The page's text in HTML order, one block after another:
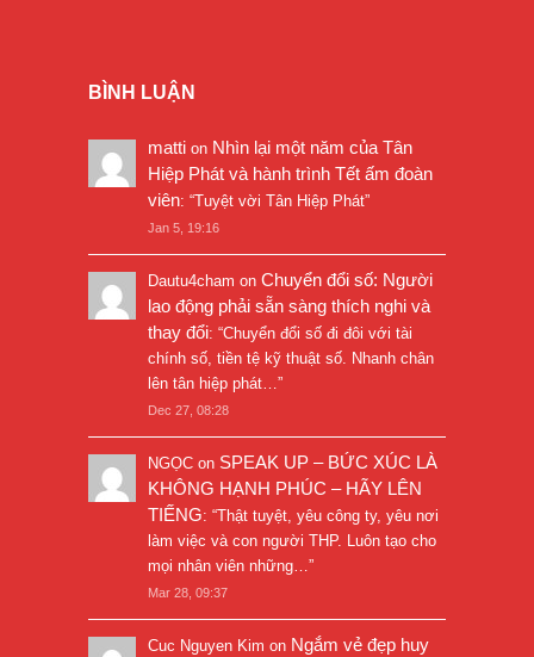
BÌNH LUẬN
matti on Nhìn lại một năm của Tân
Hiệp Phát và hành trình Tết ấm đoàn
viên: “Tuyệt vời Tân Hiệp Phát”
Jan 5, 19:16
Dautu4cham on Chuyển đổi số: Người
lao động phải sẵn sàng thích nghi và
thay đổi: “Chuyển đổi số đi đôi với tài
chính số, tiền tệ kỹ thuật số. Nhanh chân
lên tân hiệp phát… ”
Dec 27, 08:28
NGỌC on SPEAK UP – BỨC XÚC LÀ
KHÔNG HẠNH PHÚC – HÃY LÊN
TIẾNG: “Thật tuyệt, yêu công ty, yêu nơi
làm việc và con người THP. Luôn tạo cho
mọi nhân viên những… ”
Mar 28, 09:37
Cuc Nguyen Kim on Ngắm vẻ đẹp huy